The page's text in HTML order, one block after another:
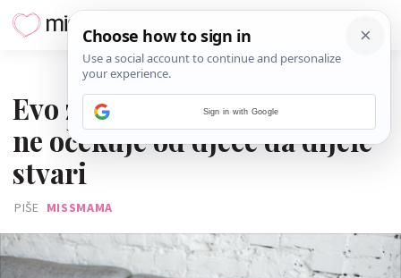
Evo zašto Montessori princip
ne očekuje od djece da dijele
stvari
PIŠE MISSMAMA
Sign in with Google